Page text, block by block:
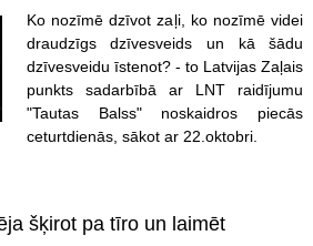
Ko nozīmē dzīvot zaļi, ko nozīmē videi
draudzīgs dzīvesveids un kā šādu
dzīvesveidu īstenot? - to Latvijas Zaļais
punkts sadarbībā ar LNT raidījumu
"Tautas Balss" noskaidros piecās
ceturtdienās, sākot ar 22.oktobri.
šķirot pa tīro un laimēt